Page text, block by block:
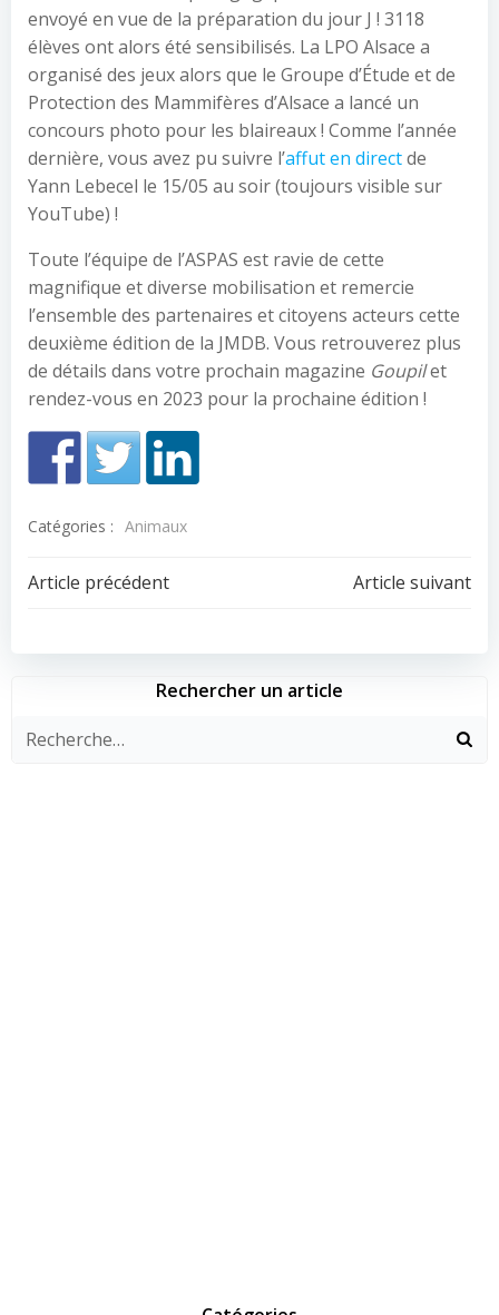
envoyé en vue de la préparation du jour J ! 3118
élèves ont alors été sensibilisés. La LPO Alsace a
organisé des jeux alors que le Groupe d’Étude et de
Protection des Mammifères d’Alsace a lancé un
concours photo pour les blaireaux ! Comme l’année
dernière, vous avez pu suivre l’affut en directde
Yann Lebecel le 15/05 au soir (toujours visible sur
YouTube) !
Toute l’équipe de l’ASPAS est ravie de cette
magnifique et diverse mobilisation et remercie
l’ensemble des partenaires et citoyens acteurs cette
deuxième édition de la JMDB. Vous retrouverez plus
de détails dans votre prochain magazine Goupilet
rendez-vous en 2023 pour la prochaine édition !
Catégories : Animaux
Navigation
de
l’article
Article précédent
Navigation
de
l’article
Article suivant
Rechercher un article